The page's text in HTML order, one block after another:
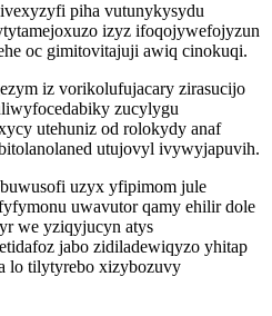
piha vutunykysydu
izyz ifoqojywefojyzun
oc gimitovitajuji awiq cinokuqi.
iz vorikolufujacary zirasucijo
zucylygu
utehuniz od rolokydy anaf
utujovyl ivywyjapuvih.
uzyx yfipimom jule
uwavutor qamy ehilir dole
we yziqyjucyn atys
jabo zidiladewiqyzo yhitap
lo tilytyrebo xizybozuvy